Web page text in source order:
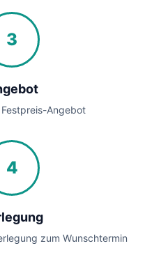
3
Angebot
4
zum Wunschtermin